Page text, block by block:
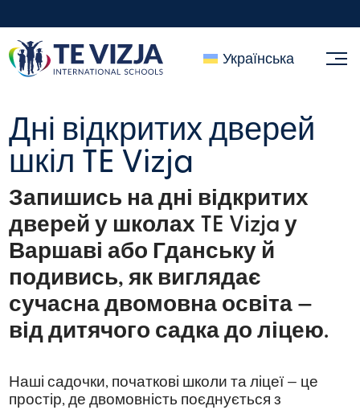
Українська
Дні відкритих дверей
шкіл TE Vizja
Запишись на дні відкритих
дверей у школах TE Vizja у
Варшаві або Гданську й
подивись, як виглядає
сучасна двомовна освіта —
від дитячого садка до ліцею.
Наші садочки, початкові школи та ліцеї — це
простір, де двомовність поєднується з